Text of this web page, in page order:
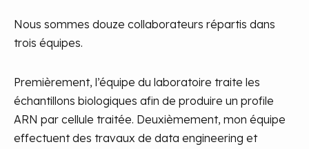
Nous sommes douze collaborateurs répartis dans
trois équipes.
Premièrement, l’équipe du laboratoire traite les
échantillons biologiques afin de produire un profile
ARN par cellule traitée. Deuxièmement, mon équipe
effectuent des travaux de data engineering et